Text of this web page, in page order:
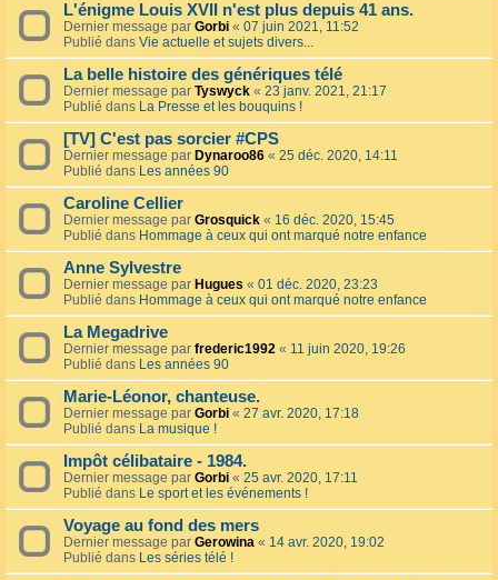
L'énigme Louis XVII n'est plus depuis 41 ans.
Dernier message par Gorbi « 07 juin 2021, 11:52
Publié dans Vie actuelle et sujets divers...
La belle histoire des génériques télé
Dernier message par Tyswyck « 23 janv. 2021, 21:17
Publié dans La Presse et les bouquins !
[TV] C'est pas sorcier #CPS
Dernier message par Dynaroo86 « 25 déc. 2020, 14:11
Publié dans Les années 90
Caroline Cellier
Dernier message par Grosquick « 16 déc. 2020, 15:45
Publié dans Hommage à ceux qui ont marqué notre enfance
Anne Sylvestre
Dernier message par Hugues « 01 déc. 2020, 23:23
Publié dans Hommage à ceux qui ont marqué notre enfance
La Megadrive
Dernier message par frederic1992 « 11 juin 2020, 19:26
Publié dans Les années 90
Marie-Léonor, chanteuse.
Dernier message par Gorbi « 27 avr. 2020, 17:18
Publié dans La musique !
Impôt célibataire - 1984.
Dernier message par Gorbi « 25 avr. 2020, 17:11
Publié dans Le sport et les événements !
Voyage au fond des mers
Dernier message par Gerowina « 14 avr. 2020, 19:02
Publié dans Les séries télé !